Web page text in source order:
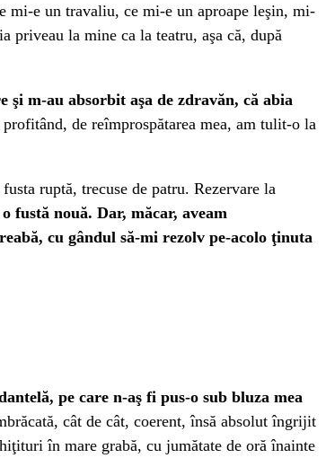
mi-e un travaliu, ce mi-e un aproape leşin, mi-
priveau la mine ca la teatru, aşa că, după
şi m-au absorbit aşa de zdravăn, că abia
de reîmprospătarea mea, am tulit-o la
ruptă, trecuse de patru. Rezervare la
fustă nouă. Dar, măcar, aveam
cu gândul să-mi rezolv pe-acolo ţinuta
pe care n-aş fi pus-o sub bluza mea
cât de cât, coerent, însă absolut îngrijit
în mare grabă, cu jumătate de oră înainte